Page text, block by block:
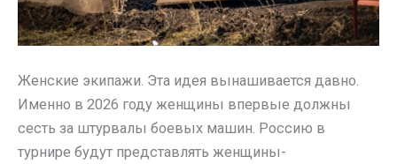
Женские экипажи. Эта идея вынашивается давно.
Именно в 2026 году женщины впервые должны
сесть за штурвалы боевых машин. Россию в
турнире будут представлять женщины-